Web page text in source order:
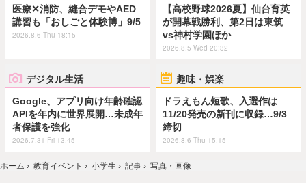
医療✕消防、縫合デモやAED
講習も「おしごと体験博」9/5
2026.8.6 Thu 18:15
【高校野球2026夏】仙台育英
が開幕戦勝利、第2日は東筑
vs神村学園ほか
2026.8.5 Wed 20:32
デジタル生活
Google、アプリ向け年齢確認
APIを年内に世界展開…未成年
者保護を強化
2026.7.31 Fri 13:45
趣味・娯楽
ドラえもん短歌、入選作は
11/20発売の新刊に収録…9/3
締切
2026.8.6 Thu 15:15
ホーム › 教育イベント › 小学生 › 記事 › 写真・画像